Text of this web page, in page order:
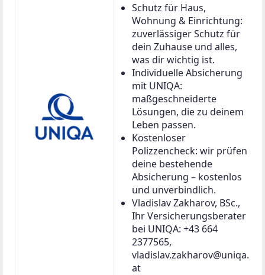
Schutz für Haus,
Wohnung & Einrichtung:
zuverlässiger Schutz für
dein Zuhause und alles,
was dir wichtig ist.
Individuelle Absicherung
mit UNIQA:
maßgeschneiderte
Lösungen, die zu deinem
Leben passen.
Kostenloser
Polizzencheck: wir prüfen
deine bestehende
Absicherung – kostenlos
und unverbindlich.
Vladislav Zakharov, BSc.,
Ihr Versicherungsberater
bei UNIQA: +43 664
2377565,
vladislav.zakharov@uniqa.
at